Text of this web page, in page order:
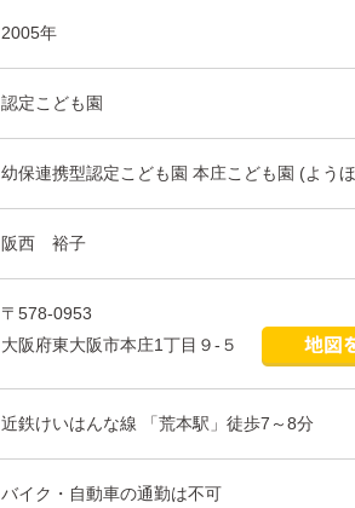
2005年
認定こども園
幼保連携型認定こども園 本庄こども園 (よう
阪西 裕子
〒578-0953
大阪府東大阪市本庄1丁目９-５
近鉄けいはんな線 「荒本駅」徒歩7～8分
バイク・自動車の通勤は不可